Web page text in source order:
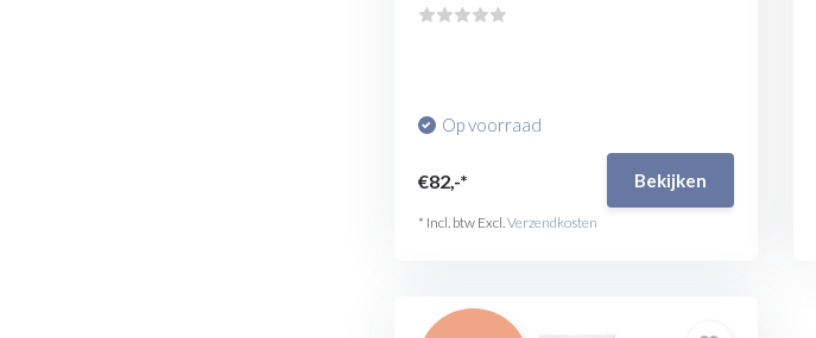
Op voorraad
€82,-* Bekijken
* Incl. btw Excl.Verzendkosten